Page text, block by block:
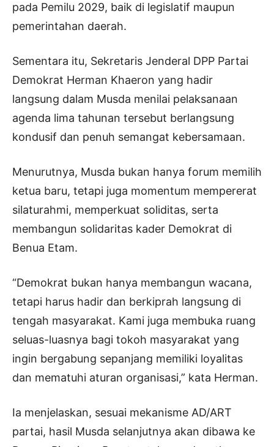
pada Pemilu 2029, baik di legislatif maupun
pemerintahan daerah.
Sementara itu, Sekretaris Jenderal DPP Partai
Demokrat Herman Khaeron yang hadir
langsung dalam Musda menilai pelaksanaan
agenda lima tahunan tersebut berlangsung
kondusif dan penuh semangat kebersamaan.
Menurutnya, Musda bukan hanya forum memilih
ketua baru, tetapi juga momentum mempererat
silaturahmi, memperkuat soliditas, serta
membangun solidaritas kader Demokrat di
Benua Etam.
“Demokrat bukan hanya membangun wacana,
tetapi harus hadir dan berkiprah langsung di
tengah masyarakat. Kami juga membuka ruang
seluas-luasnya bagi tokoh masyarakat yang
ingin bergabung sepanjang memiliki loyalitas
dan mematuhi aturan organisasi,” kata Herman.
Ia menjelaskan, sesuai mekanisme AD/ART
partai, hasil Musda selanjutnya akan dibawa ke